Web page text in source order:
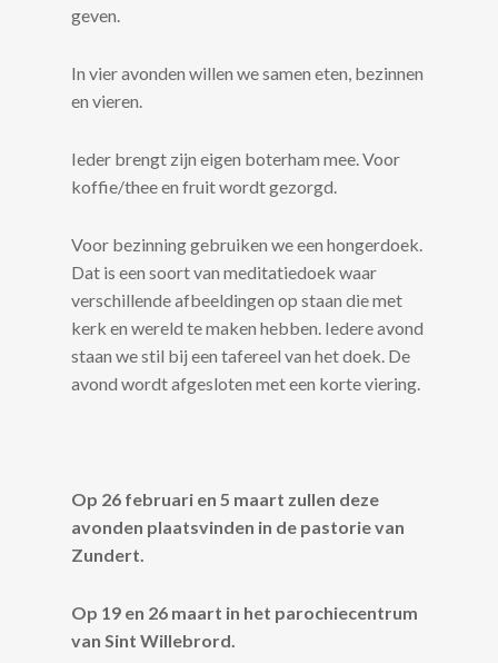
geven.
In vier avonden willen we samen eten, bezinnen
en vieren.
Ieder brengt zijn eigen boterham mee. Voor
koffie/thee en fruit wordt gezorgd.
Voor bezinning gebruiken we een hongerdoek.
Dat is een soort van meditatiedoek waar
verschillende afbeeldingen op staan die met
kerk en wereld te maken hebben. Iedere avond
staan we stil bij een tafereel van het doek. De
avond wordt afgesloten met een korte viering.
Op 26 februari en 5 maart zullen deze
avonden plaatsvinden in de pastorie van
Zundert.
Op 19 en 26 maart in het parochiecentrum
van Sint Willebrord.